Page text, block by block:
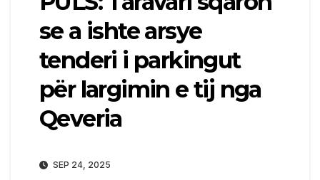
se a ishte arsye
tenderi i parkingut
për largimin e tij nga
Qeveria
SEP 24, 2025